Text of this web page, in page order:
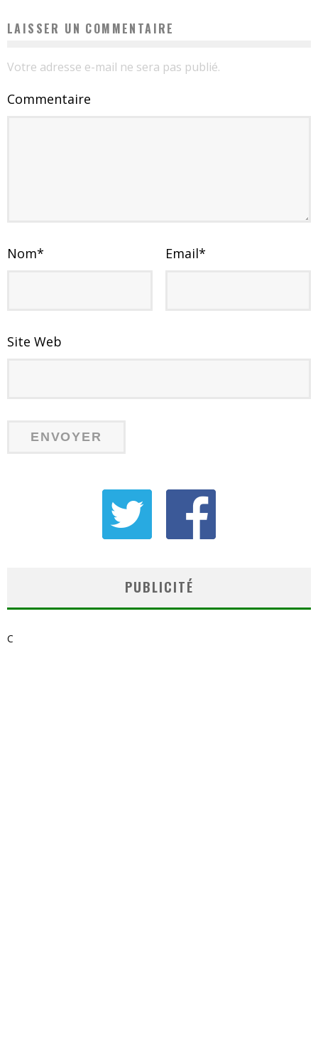
LAISSER UN COMMENTAIRE
Votre adresse e-mail ne sera pas publié.
Commentaire
Nom* Email*
Site Web
PUBLICITÉ
C